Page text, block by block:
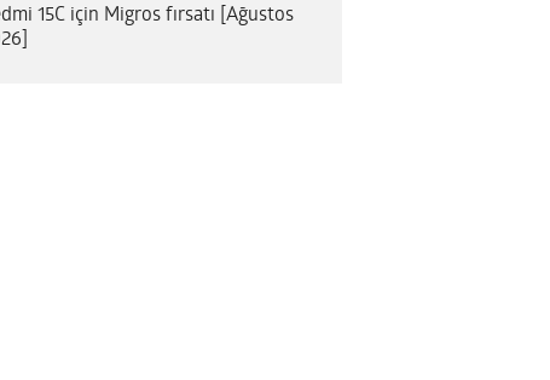
15C için Migros fırsatı [Ağustos